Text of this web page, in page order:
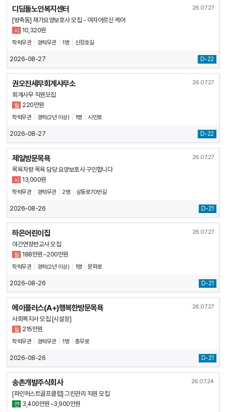
디딤돌노인복지센터
[방축동] 재가요양보호사 모집 - 여자어르신 케어
시 10,320원
학력무관 경력무관 1명 신정호길
26.07.27
2026-08-27 D-22
권오진세무회계사무소
회계사무 직원모집
월 220만원
학력무관 경력(2년 이상) 1명 시민로
26.07.27
2026-08-27 D-22
제일방문목욕
목욕차량 목욕 담당 요양보호사 구인합니다
시 13,000원
학력무관 경력무관 2명 삼동로70번길
26.07.27
2026-08-26 D-21
하은어린이집
야간연장반교사 모집
월 188만원~200만원
학력무관 경력(2년 이상) 1명 문화로
26.07.27
2026-08-26 D-21
에이플러스(A+)행복한방문목욕
사회복지사 모집 [시설장]
월 215만원
학력무관 경력무관 1명 충무로
26.07.27
2026-08-26 D-21
송촌개발주식회사
[파인허스트골프클럽] 그린관리 직원 모집
연 3,400만원~3,900만원
26.07.24